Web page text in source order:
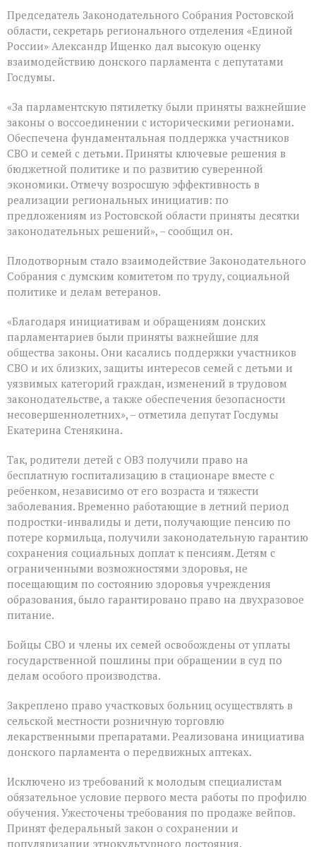
Государственной
Думе
состоялось
заключительное
сессии,
ставшее
последним
для
VIII
созыва
Председатель Законодательного Собрания Ростовской
области, секретарь регионального отделения «Единой
России» Александр Ищенко дал высокую оценку
взаимодействию донского парламента с депутатами
Госдумы.
«За парламентскую пятилетку были приняты важнейшие
законы о воссоединении с историческими регионами.
Обеспечена фундаментальная поддержка участников
СВО и семей с детьми. Приняты ключевые решения в
бюджетной политике и по развитию суверенной
экономики. Отмечу возросшую эффективность в
реализации региональных инициатив: по
предложениям из Ростовской области приняты десятки
законодательных решений», – сообщил он.
Плодотворным стало взаимодействие Законодательного
Собрания с думским комитетом по труду, социальной
политике и делам ветеранов.
«Благодаря инициативам и обращениям донских
парламентариев были приняты важнейшие для
общества законы. Они касались поддержки участников
СВО и их близких, защиты интересов семей с детьми и
уязвимых категорий граждан, изменений в трудовом
законодательстве, а также обеспечения безопасности
несовершеннолетних», – отметила депутат Госдумы
Екатерина Стенякина.
Так, родители детей с ОВЗ получили право на
бесплатную госпитализацию в стационаре вместе с
ребенком, независимо от его возраста и тяжести
заболевания. Временно работающие в летний период
подростки-инвалиды и дети, получающие пенсию по
потере кормильца, получили законодательную гарантию
сохранения социальных доплат к пенсиям. Детям с
ограниченными возможностями здоровья, не
посещающим по состоянию здоровья учреждения
образования, было гарантировано право на двухразовое
питание.
Бойцы СВО и члены их семей освобождены от уплаты
государственной пошлины при обращении в суд по
делам особого производства.
Закреплено право участковых больниц осуществлять в
сельской местности розничную торговлю
лекарственными препаратами. Реализована инициатива
донского парламента о передвижных аптеках.
Исключено из требований к молодым специалистам
обязательное условие первого места работы по профилю
обучения. Ужесточены требования по продаже вейпов.
Принят федеральный закон о сохранении и
популяризации этнокультурного достояния.